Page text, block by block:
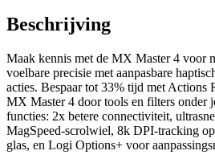
Beschrijving
Maak kennis met de MX Master 4 voor
voelbare precisie met aanpasbare
acties. Bespaar tot 33% tijd met Actions
MX Master 4 door tools en filters onder
functies: 2x betere connectiviteit,
MagSpeed-scrolwiel, 8k DPI-tracking
glas, en Logi Options+ voor